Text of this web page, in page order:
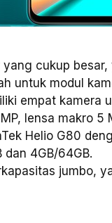
cukup
untuk modul
empat kamera
lensa makro 5
Helio G80
4GB/64GB.
jumbo,